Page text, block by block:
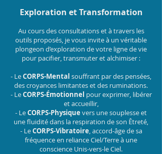
Exploration et Transformation
Au cours des consultations et à travers les
outils proposés, je vous invite à un véritable
plongeon d’exploration de votre ligne de vie
pour pacifier, transmuter et alchimiser :
- LeCORPS-Mental souffrant par des pensées,
des croyances limitantes et des ruminations.
- LeCORPS-Émotionnel pour exprimer, libérer
et accueillir,
- LeCORPS-Physique vers une souplesse et
une fluidité dans la respiration de son Êtreté,
- LeCORPS-Vibratoire, accord-âge de sa
fréquence en reliance Ciel/Terre à une
conscience Unis-vers-le Ciel.